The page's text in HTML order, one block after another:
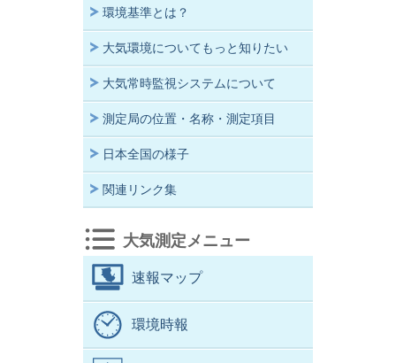
環境基準とは？
大気環境についてもっと知りたい
大気常時監視システムについて
測定局の位置・名称・測定項目
日本全国の様子
関連リンク集
大気測定メニュー
速報マップ
環境時報